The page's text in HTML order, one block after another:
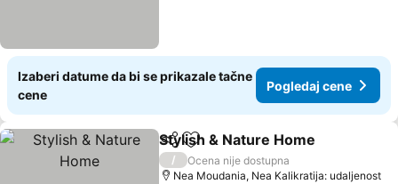
Izaberi datume da bi se prikazale tačne
cene
Pogledaj cene
Deli Dodati u favorite
Stylish & Nature Home
/
Ocena nije dostupna
Nea Moudania, Nea Kalikratija: udaljenost